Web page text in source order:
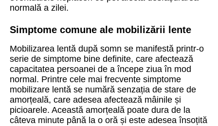
normală a zilei.
Simptome comune ale mobilizării lente
Mobilizarea lentă după somn se manifestă printr-o
serie de simptome bine definite, care afectează
capacitatea persoanei de a începe ziua în mod
normal. Printre cele mai frecvente simptome
mobilizare lentă se numără senzația de stare de
amorțeală, care adesea afectează mâinile și
picioarele. Această amorțeală poate dura de la
câteva minute până la o oră și este adesea însoțită